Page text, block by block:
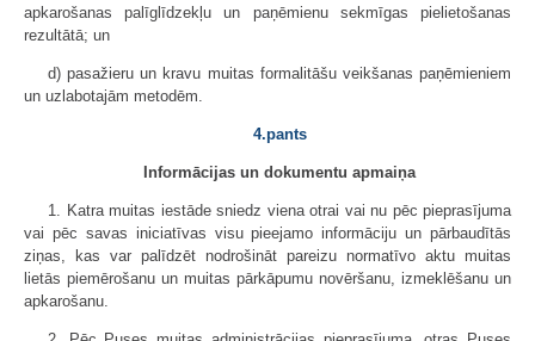
apkarošanas palīglīdzekļu un paņēmienu sekmīgas pielietošanas
rezultātā; un
d) pasažieru un kravu muitas formalitāšu veikšanas paņēmieniem
un uzlabotajām metodēm.
4.pants
Informācijas un dokumentu apmaiņa
1. Katra muitas iestāde sniedz viena otrai vai nu pēc pieprasījuma
vai pēc savas iniciatīvas visu pieejamo informāciju un pārbaudītās
ziņas, kas var palīdzēt nodrošināt pareizu normatīvo aktu muitas
lietās piemērošanu un muitas pārkāpumu novēršanu, izmeklēšanu un
apkarošanu.